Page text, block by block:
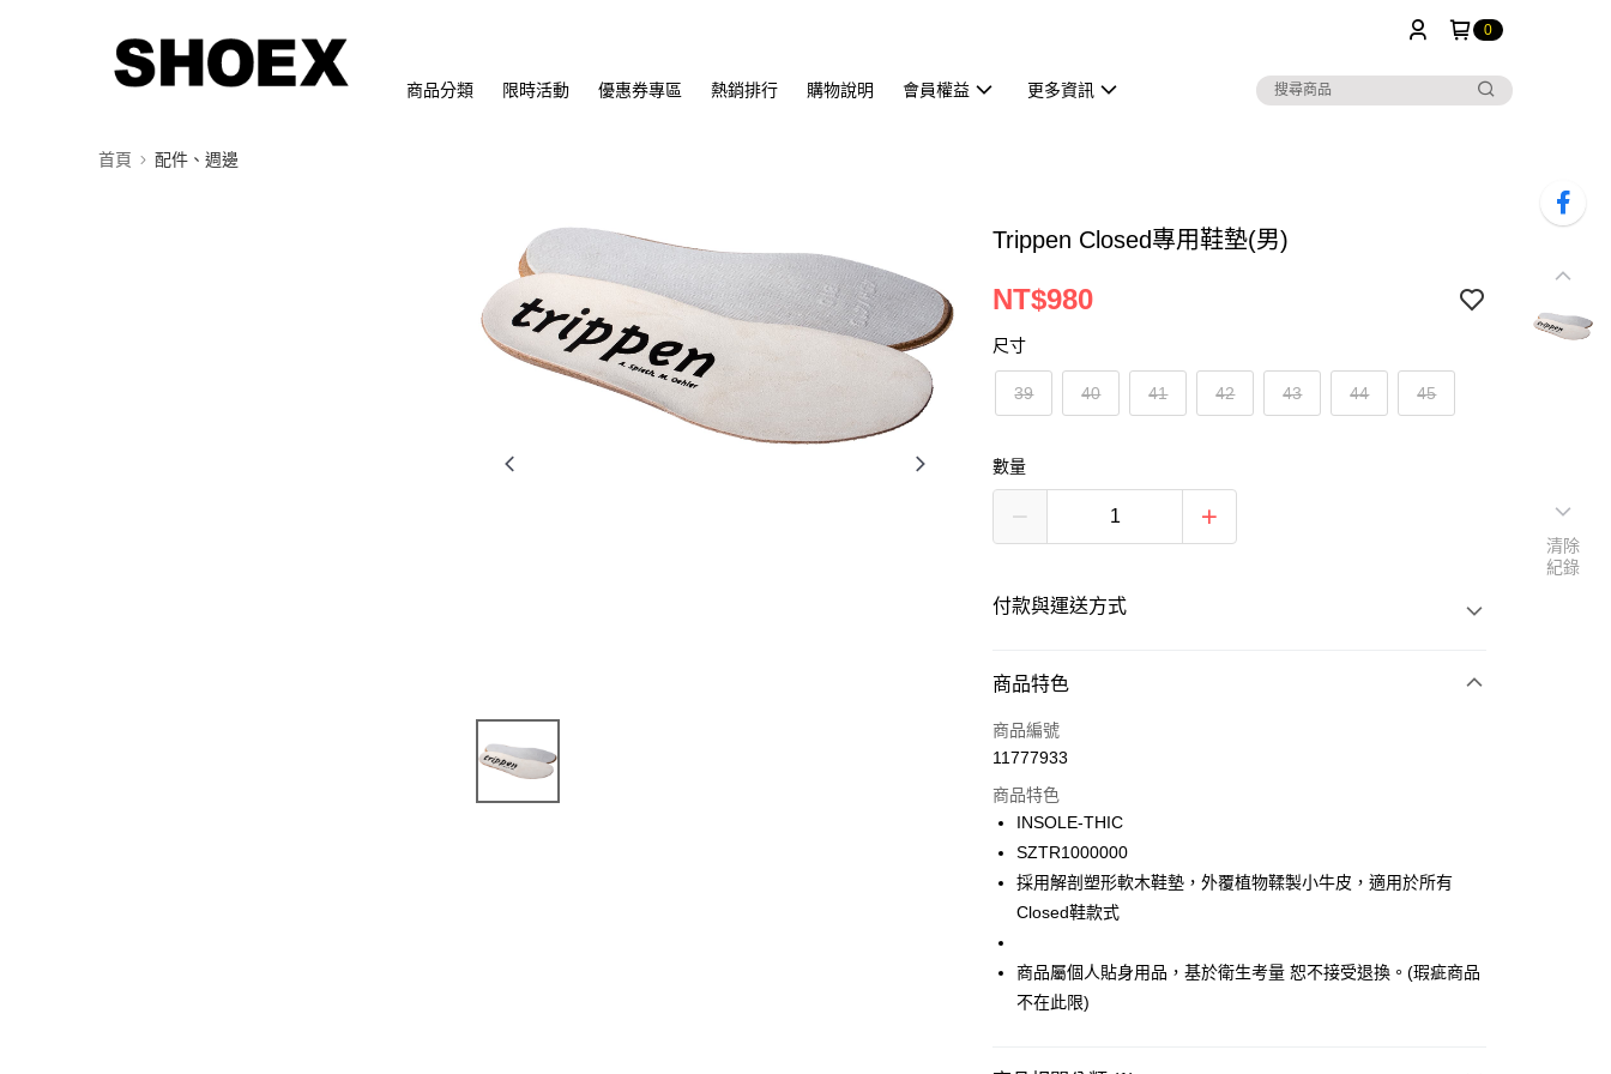
0
商品分類 限時活動 優惠券專區 熱銷排行 購物說明 會員權益 更多資訊
首頁 配件、週邊
Trippen Closed專用鞋墊(男)
NT$980
尺寸
39 40 41 42 43 44 45
數量
付款與運送方式
付款方式
信用卡一次付款
運送方式
宅配
每筆NT$120
商品特色
商品編號
11777933
商品特色
INSOLE-THIC
SZTR1000000
採用解剖塑形軟木鞋墊，外覆植物鞣製小牛皮，適用於所有
Closed鞋款式
商品屬個人貼身用品，基於衛生考量 恕不接受退換。(瑕疵商品
不在此限)
清除
紀錄